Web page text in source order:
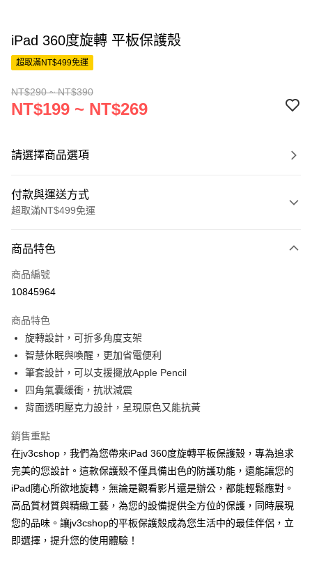
iPad 360度旋轉 平板保護殼
超取滿NT$499免運
NT$290 ~ NT$390
NT$199 ~ NT$269
請選擇商品選項
付款與運送方式
超取滿NT$499免運
信用卡一次付款
超商取貨付款
Apple Pay
街口支付
AFTEE先享後付
相關說明
AFTEE先享後付是「在收到商品之後才付款」的支付方式。 讓您購物簡單
便利好安心！
１．簡單：不需註冊會員、不需綁卡、不需儲值。
２．便利：只要手機號碼，簡訊認證，即可結帳。
３．安心：先確認商品／服務後，再付款。
【「AFTEE先享後付」結帳流程】
１．於結帳方式選擇「AFTEE先享後付」後，將跳轉至「AFTEE先享後付」
結帳頁面，進行簡訊認證並確認金額後，即可完成結帳。
２．訂單成立數日內，您將收到繳費通知簡訊。
ATM付款
全家取貨付款
每筆NT$60，滿NT$499(含以上)免運費
付款後全家取貨
商品特色
商品編號
10845964
商品特色
旋轉設計，可折多角度支架
智慧休眠與喚醒，更加省電便利
筆套設計，可以支援擺放Apple Pencil
四角氣囊緩衝，抗狀減震
背面透明壓克力設計，呈現原色又能抗黃
銷售重點
在jv3cshop，我們為您帶來iPad 360度旋轉平板保護殼，專為追求
完美的您設計。這款保護殼不僅具備出色的防護功能，還能讓您的
iPad隨心所欲地旋轉，無論是觀看影片還是辦公，都能輕鬆應對。
高品質材質與精緻工藝，為您的設備提供全方位的保護，同時展現
您的品味。讓jv3cshop的平板保護殼成為您生活中的最佳伴侶，立
即選擇，提升您的使用體驗！